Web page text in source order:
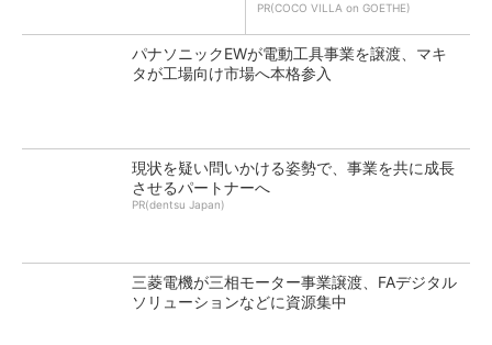
PR(COCO VILLA on GOETHE)
パナソニックEWが電動工具事業を譲渡、マキ
タが工場向け市場へ本格参入
現状を疑い問いかける姿勢で、事業を共に成長
させるパートナーへ
PR(dentsu Japan)
三菱電機が三相モーター事業譲渡、FAデジタル
ソリューションなどに資源集中